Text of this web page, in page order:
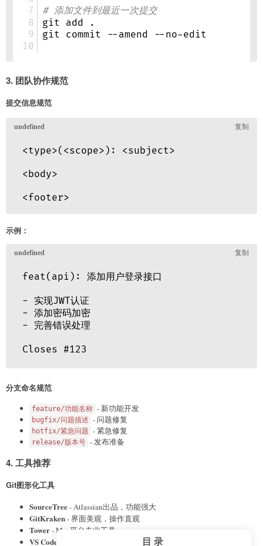
目录
3. 团队协作规范
提交信息规范
示例：
分支命名规范
feature/功能名称 - 新功能开发
bugfix/问题描述 - 问题修复
hotfix/紧急问题 - 紧急修复
release/版本号 - 发布准备
4. 工具推荐
Git图形化工具
SourceTree- Atlassian出品，功能强大
GitKraken- 界面美观，操作直观
Tower- Mac平台专业工具
VS Code Git插件